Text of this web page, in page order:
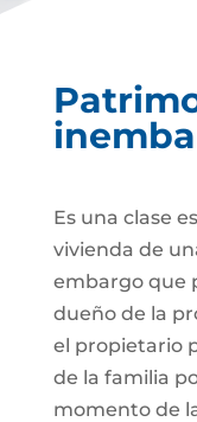
Es una clase
vivienda de
embargo que
dueño de la
el propietario
de la familia
momento de